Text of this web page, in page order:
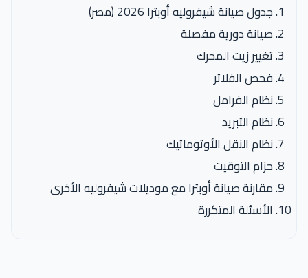
جدول صيانة شيفروليه أوبترا 2026 (مصر)
صيانة دورية مفصلة
تغيير زيت المحرك
فحص الفلاتر
نظام الفرامل
نظام التبريد
نظام النقل الأوتوماتيك
حزام التوقيت
مقارنة صيانة أوبترا مع موديلات شيفروليه الأخرى
الأسئلة المتكررة